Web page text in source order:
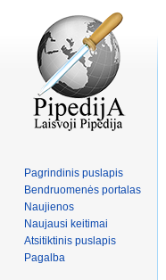
Pagrindinis puslapis
Bendruomenės portalas
Naujienos
Naujausi keitimai
Atsitiktinis puslapis
Pagalba